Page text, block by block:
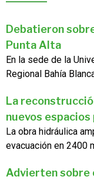
Debatieron
Punta Alta
En la sede de la
Regional Bahía
La
nuevos espacios
La obra hidráulica
evacuación en 2400
Advierten sobre